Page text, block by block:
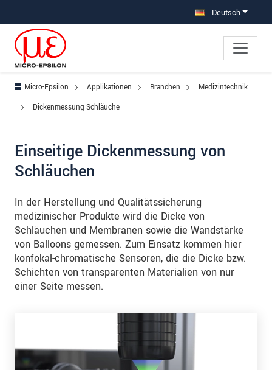
Deutsch
Micro-Epsilon Applikationen Branchen
Medizintechnik
Dickenmessung Schläuche
Einseitige Dickenmessung von
Schläuchen
In der Herstellung und Qualitätssicherung
medizinischer Produkte wird die Dicke von
Schläuchen und Membranen sowie die Wandstärke
von Balloons gemessen. Zum Einsatz kommen hier
konfokal-chromatische Sensoren, die die Dicke bzw.
Schichten von transparenten Materialien von nur
einer Seite messen.